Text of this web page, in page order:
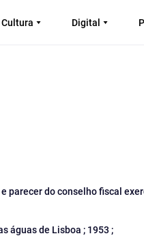
Cultura Digital
parecer do conselho fiscal
águas de Lisboa ; 1953 ;